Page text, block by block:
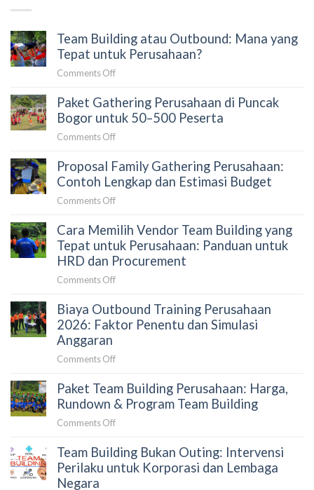
Team Building atau Outbound: Mana yang
Tepat untuk Perusahaan?
Comments Offon
Building
atau
Tepat
untuk
Perusahaan?
Paket Gathering Perusahaan di Puncak
Bogor untuk 50–500 Peserta
Comments Offon
Gathering
Perusahaan
untuk
50–
500
Peserta
Proposal Family Gathering Perusahaan:
Contoh Lengkap dan Estimasi Budget
Comments Offon
Family
Gathering
Perusahaan:
Estimasi
Budget
Cara Memilih Vendor Team Building yang
Tepat untuk Perusahaan: Panduan untuk
HRD dan Procurement
Comments Offon
Memilih
Vendor
untuk
Perusahaan:
Panduan
HRD
dan
Procurement
Biaya Outbound Training Perusahaan
2026: Faktor Penentu dan Simulasi
Anggaran
Comments Offon
Outbound
Training
Perusahaan
Penentu
dan
Paket Team Building Perusahaan: Harga,
Rundown & Program Team Building
Comments Offon
Team
Building
Team Building Bukan Outing: Intervensi
Perilaku untuk Korporasi dan Lembaga
Negara